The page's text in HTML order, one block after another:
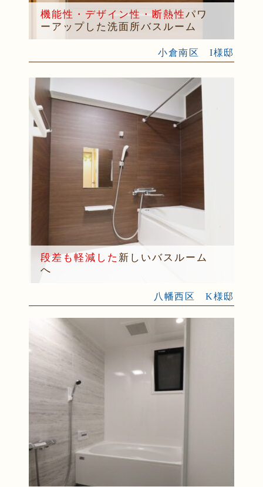
機能性・デザイン性・断熱性パワ
ーアップした洗面所バスルーム
小倉南区 I様邸
段差も軽減した 新しいバスルーム
へ
八幡西区 K様邸